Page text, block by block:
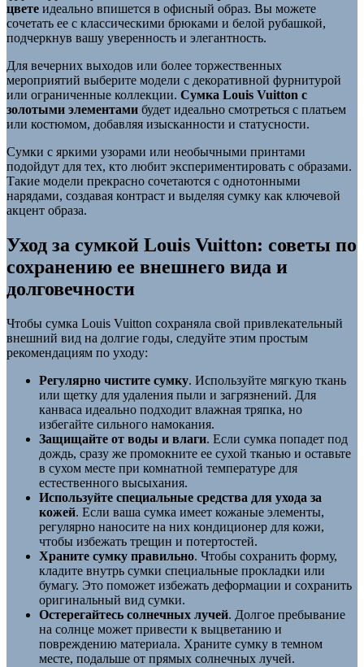
цвете идеально впишется в офисный образ. Вы можете
сочетать ее с классическими брюками и белой рубашкой,
подчеркнув вашу уверенность и элегантность.
Для вечерних выходов или более торжественных
мероприятий выберите модели с декоративной фурнитурой
или ограниченные коллекции. Сумка Louis Vuitton с
золотыми элементами будет идеально смотреться с платьем
или костюмом, добавляя изысканности и статусности.
Сумки с яркими узорами или необычными принтами
подойдут для тех, кто любит экспериментировать с образами.
Такие модели прекрасно сочетаются с однотонными
нарядами, создавая контраст и выделяя сумку как ключевой
акцент образа.
Уход за сумкой Louis Vuitton: советы по
сохранению ее внешнего вида и
долговечности
Чтобы сумка Louis Vuitton сохраняла свой привлекательный
внешний вид на долгие годы, следуйте этим простым
рекомендациям по уходу:
Регулярно чистите сумку. Используйте мягкую ткань
или щетку для удаления пыли и загрязнений. Для
канваса идеально подходит влажная тряпка, но
избегайте сильного намокания.
Защищайте от воды и влаги. Если сумка попадет под
дождь, сразу же промокните ее сухой тканью и оставьте
в сухом месте при комнатной температуре для
естественного высыхания.
Используйте специальные средства для ухода за
кожей. Если ваша сумка имеет кожаные элементы,
регулярно наносите на них кондиционер для кожи,
чтобы избежать трещин и потертостей.
Храните сумку правильно. Чтобы сохранить форму,
кладите внутрь сумки специальные прокладки или
бумагу. Это поможет избежать деформации и сохранить
оригинальный вид сумки.
Остерегайтесь солнечных лучей. Долгое пребывание
на солнце может привести к выцветанию и
повреждению материала. Храните сумку в темном
месте, подальше от прямых солнечных лучей.